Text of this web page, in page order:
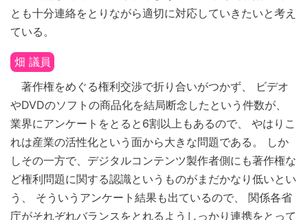
とも十分連絡をとりながら適切に対応していきたいと考え
ている。
畑 議員
著作権をめぐる権利交渉で折り合いがつかず、 ビデオ
やDVDのソフトの商品化を結局断念したという件数が、
業界にアンケートをとると6割以上もあるので、 やはりこ
れは産業の活性化という面から大きな問題である。 しか
しその一方で、デジタルコンテンツ製作者側にも著作権な
ど権利問題に関する認識というものがまだかなり低いとい
う、 そういうアンケート結果も出ているので、 関係各省
庁がそれぞれバランスをとれるようしっかり連携をとって